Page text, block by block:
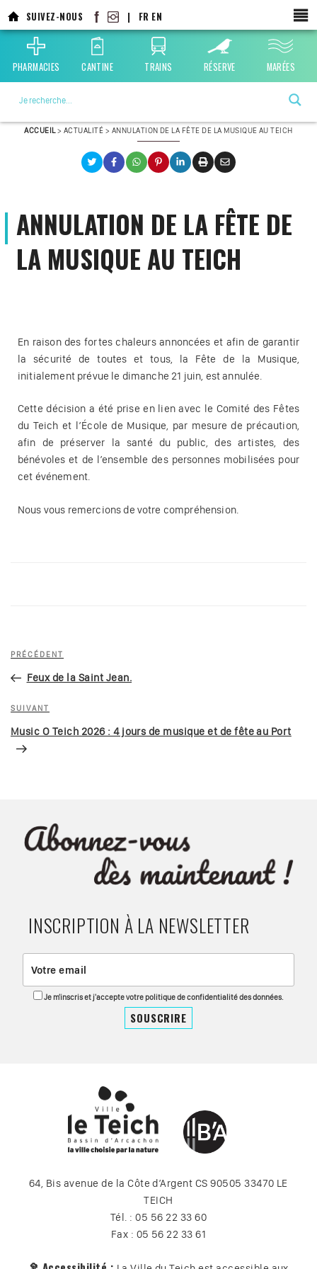
SUIVEZ-NOUS | FR EN
PHARMACIES CANTINE TRAINS RÉSERVE MARÉES
ACCUEIL> ACTUALITÉ > ANNULATION DE LA FÊTE DE LA MUSIQUE AU TEICH
ANNULATION DE LA FÊTE DE
LA MUSIQUE AU TEICH
En raison des fortes chaleurs annoncées et afin de garantir
la sécurité de toutes et tous, la Fête de la Musique,
initialement prévue le dimanche 21 juin, est annulée.
Cette décision a été prise en lien avec le Comité des Fêtes
du Teich et l’École de Musique, par mesure de précaution,
afin de préserver la santé du public, des artistes, des
bénévoles et de l’ensemble des personnes mobilisées pour
cet événement.
Nous vous remercions de votre compréhension.
PRÉCÉDENT
Feux de la Saint Jean.
SUIVANT
Music O Teich 2026 : 4 jours de musique et de fête au Port
INSCRIPTION À LA NEWSLETTER
Je m'inscris et j'accepte votre politique de confidentialité des données.
64, Bis avenue de la Côte d’Argent CS 90505 33470 LE
TEICH
Tél. : 05 56 22 33 60
Fax : 05 56 22 33 61